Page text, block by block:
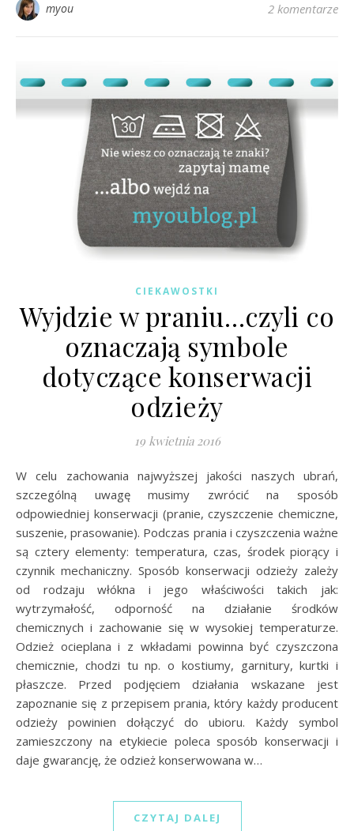
myou 2 komentarze
CIEKAWOSTKI
Wyjdzie w praniu…czyli co
oznaczają symbole
dotyczące konserwacji
odzieży
19 kwietnia 2016
W celu zachowania najwyższej jakości naszych ubrań,
szczególną uwagę musimy zwrócić na sposób
odpowiedniej konserwacji (pranie, czyszczenie chemiczne,
suszenie, prasowanie). Podczas prania i czyszczenia ważne
są cztery elementy: temperatura, czas, środek piorący i
czynnik mechaniczny. Sposób konserwacji odzieży zależy
od rodzaju włókna i jego właściwości takich jak:
wytrzymałość, odporność na działanie środków
chemicznych i zachowanie się w wysokiej temperaturze.
Odzież ocieplana i z wkładami powinna być czyszczona
chemicznie, chodzi tu np. o kostiumy, garnitury, kurtki i
płaszcze. Przed podjęciem działania wskazane jest
zapoznanie się z przepisem prania, który każdy producent
odzieży powinien dołączyć do ubioru. Każdy symbol
zamieszczony na etykiecie poleca sposób konserwacji i
daje gwarancję, że odzież konserwowana w…
CZYTAJ DALEJ